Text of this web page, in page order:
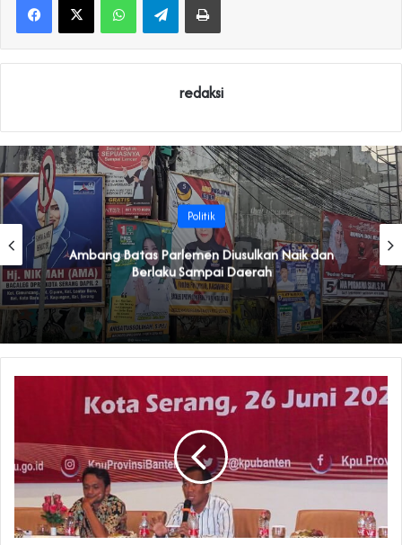
redaksi
Politik
Ambang Batas Parlemen Diusulkan Naik dan
Berlaku Sampai Daerah